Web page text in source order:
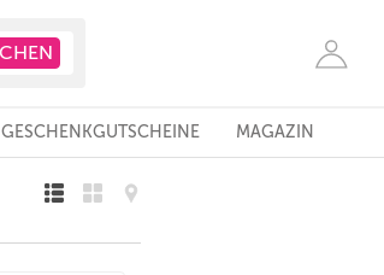
GESCHENKGUTSCHEINE MAGAZIN